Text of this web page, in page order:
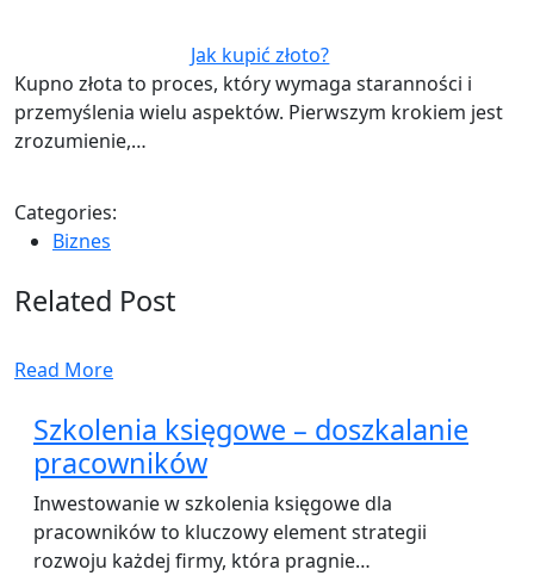
Jak kupić złoto?
Kupno złota to proces, który wymaga staranności i
przemyślenia wielu aspektów. Pierwszym krokiem jest
zrozumienie,…
Categories:
Biznes
Related Post
Read More
Szkolenia księgowe – doszkalanie
pracowników
Inwestowanie w szkolenia księgowe dla
pracowników to kluczowy element strategii
rozwoju każdej firmy, która pragnie…